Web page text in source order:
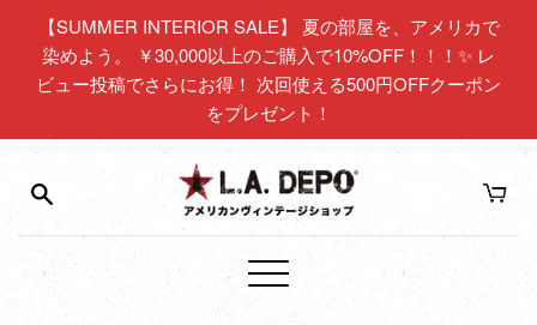
【SUMMER INTERIOR SALE】 夏の部屋を、アメリカで
染めよう。 ￥30,000以上のご購入で10%OFF！！！✨ レ
ビュー投稿でさらにお得！ 次回使える500円OFFクーポン
をプレゼント！
メ